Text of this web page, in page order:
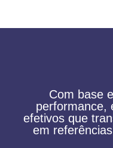
Com base
performance,
efetivos que
em